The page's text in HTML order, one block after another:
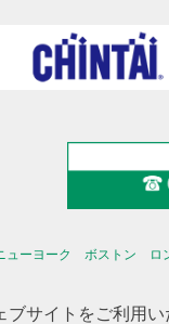
サイトをご利用
ューヨーク ボストン ロ